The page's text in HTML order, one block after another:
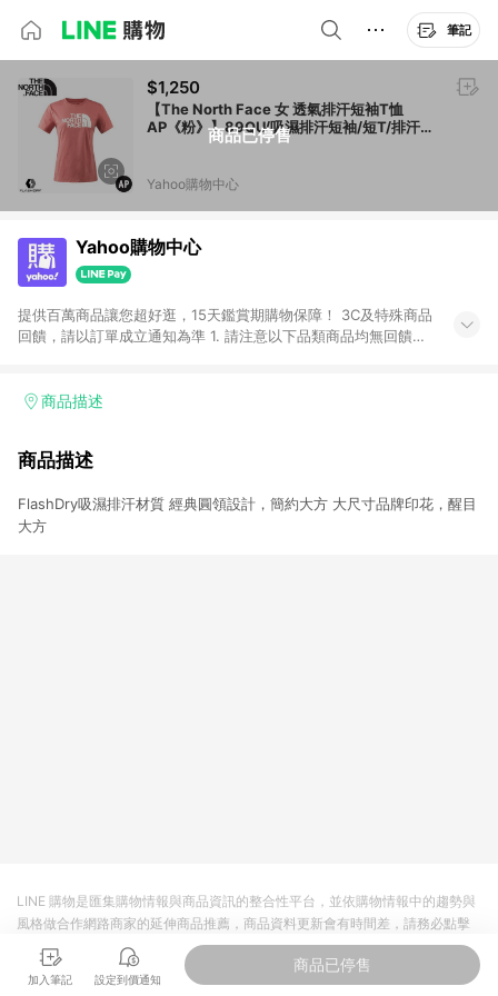
筆記
商品已停售
$1,250
【The North Face 女 透氣排汗短袖T恤
AP《粉》】89QU/吸濕排汗短袖/短T/排汗衣/
Yahoo購物中心
Yahoo購物中心
提供百萬商品讓您超好逛，15天鑑賞期購物保障！ 3C及特殊商品
回饋，請以訂單成立通知為準 1. 請注意以下品類商品均無回饋：
電玩/遊戲/相機/單眼/鏡頭/拍立得 [2024/6/1起適用] -內接硬
的購回饋活動享Yahoo超贈點回饋者 - 購物中心商店之商品：商
3. 訂單回饋金額將扣除運費/購物金/超贈點/福利金/紅利折抵/折
價券等虛擬貨幣折抵 4. 大宗採購或批發轉賣不具回饋資格： 如
商品描述
商品描述
FlashDry吸濕排汗材質 經典圓領設計，簡約大方 大尺寸品牌印花，醒目
大方
加入筆記 設定到價通知
商品已停售
LINE 購物是匯集購物情報與商品資訊的整合性平台，並依購物情報中的趨勢與
風格做合作網路商家的延伸商品推薦，商品資料更新會有時間差，請務必點擊
商品至各合作網路商家，確認現售價與購物條件，一切資訊以合作廠商網頁為
準。